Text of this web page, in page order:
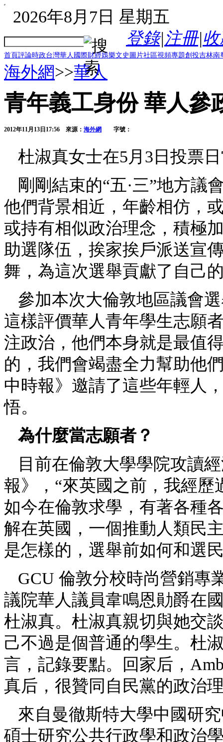
2026年8月7日 星期五
登錄|注冊|
首頁評論時政台灣華人 國際財經娛樂文史 圖片社區視頻專題創投吉林南
海外網>>華人
青年義工身份 華人參
2012年11月13日17:56 來源： 海外網 字號：
杜淑真女士在5月3日投票
剛剛結束的“五·三”地方議
他們背景相近，年齡相仿，
或持有相似政治理念，積極
助選隊伍，挨家挨戶派送宣
舞，為這次選舉貢獻了自己
參加本次大倫敦地區議會
這樣評價華人青年學生志願
注政治，他們本身就是最值
的，我們會竭盡全力幫助他
中時報》邀請了這些年輕人
悟。
為什麼當志願者？
目前在倫敦大學學院攻讀
報》，“來英國之前，我經
如今在倫敦求學，有著各種
解在英國，一個推動人類民
是怎樣的，選舉前如何和選
GCU 倫敦分校時尚營銷專
議院華人議員韋鳴恩勛爵在
杜淑真。杜淑真親切與她交
己不過是個普通的學生。杜
言，記錄要點。回家后，
真后，很贊同自民黨的政治
來自曼徹斯特大學中國研
碩士研究公共行政學和政治